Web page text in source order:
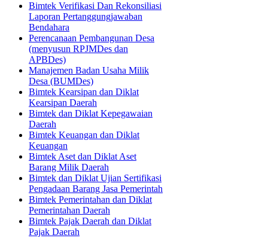
Bimtek Verifikasi Dan Rekonsiliasi
Laporan Pertanggungjawaban
Bendahara
Perencanaan Pembangunan Desa
(menyusun RPJMDes dan
APBDes)
Manajemen Badan Usaha Milik
Desa (BUMDes)
Bimtek Kearsipan dan Diklat
Kearsipan Daerah
Bimtek dan Diklat Kepegawaian
Daerah
Bimtek Keuangan dan Diklat
Keuangan
Bimtek Aset dan Diklat Aset
Barang Milik Daerah
Bimtek dan Diklat Ujian Sertifikasi
Pengadaan Barang Jasa Pemerintah
Bimtek Pemerintahan dan Diklat
Pemerintahan Daerah
Bimtek Pajak Daerah dan Diklat
Pajak Daerah